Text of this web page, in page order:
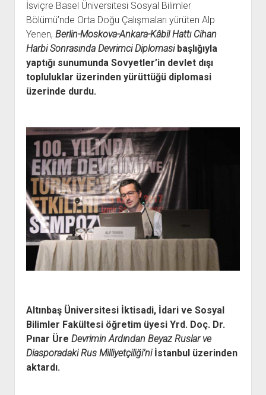
İsviçre Basel Üniversitesi Sosyal Bilimler
Bölümü’nde Orta Doğu Çalışmaları yürüten Alp
Yenen, Berlin-Moskova-Ankara-Kâbil Hattı Cihan
Harbi Sonrasında Devrimci Diplomasi başlığıyla
yaptığı sunumunda Sovyetler’in devlet dışı
topluluklar üzerinden yürüttüğü diplomasi
üzerinde durdu.
Altınbaş Üniversitesi İktisadi, İdari ve Sosyal
Bilimler Fakültesi öğretim üyesi Yrd. Doç. Dr.
Pınar Üre Devrimin Ardından Beyaz Ruslar ve
Diasporadaki Rus Milliyetçiliği’niİstanbul üzerinden
aktardı.